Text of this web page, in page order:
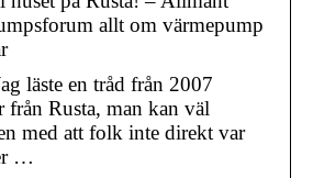
allt om värmepump
läste en tråd från 2007
från Rusta, man kan väl
med att folk inte direkt var
…